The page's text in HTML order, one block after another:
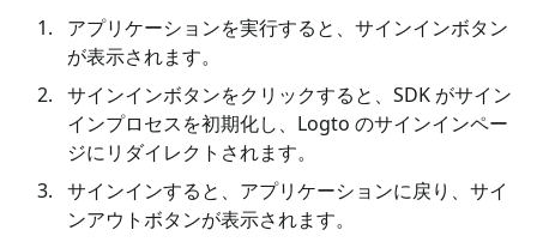
アプリケーションを実行すると、サインインボタン
が表示されます。
サインインボタンをクリックすると、SDK がサイン
インプロセスを初期化し、Logto のサインインペー
ジにリダイレクトされます。
サインインすると、アプリケーションに戻り、サイ
ンアウトボタンが表示されます。